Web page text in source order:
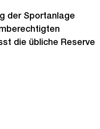
der Sportanlage
die übliche Reserve